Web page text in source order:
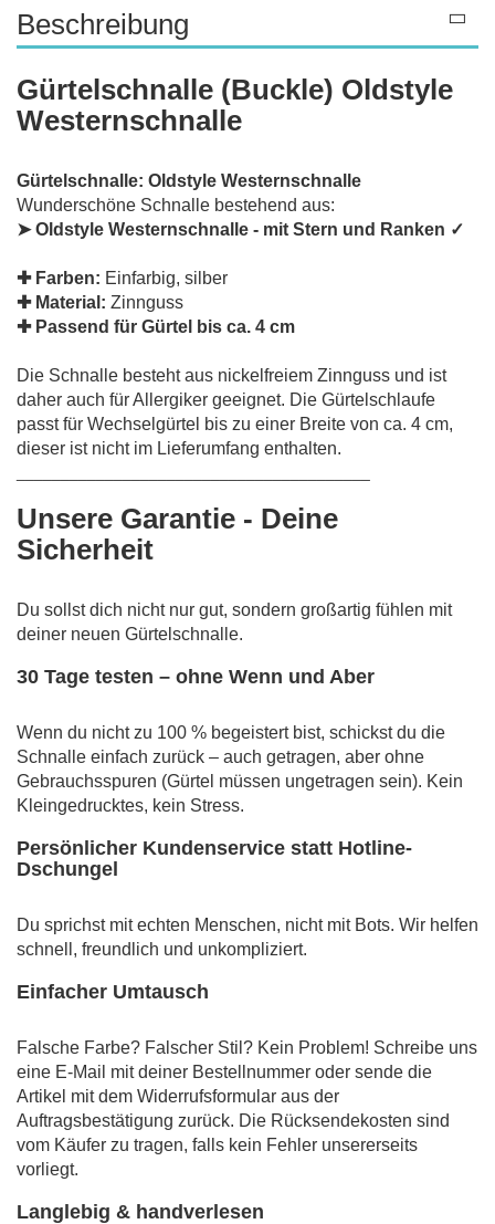
Beschreibung
Gürtelschnalle (Buckle) Oldstyle
Westernschnalle
Gürtelschnalle: Oldstyle Westernschnalle
Wunderschöne Schnalle bestehend aus:
➤ Oldstyle Westernschnalle - mit Stern und Ranken ✓
✚ Farben: Einfarbig, silber
✚ Material: Zinnguss
✚ Passend für Gürtel bis ca. 4 cm
Die Schnalle besteht aus nickelfreiem Zinnguss und ist
daher auch für Allergiker geeignet. Die Gürtelschlaufe
passt für Wechselgürtel bis zu einer Breite von ca. 4 cm,
dieser ist nicht im Lieferumfang enthalten.
Unsere Garantie - Deine
Sicherheit
Du sollst dich nicht nur gut, sondern großartig fühlen mit
deiner neuen Gürtelschnalle.
30 Tage testen – ohne Wenn und Aber
Wenn du nicht zu 100 % begeistert bist, schickst du die
Schnalle einfach zurück – auch getragen, aber ohne
Gebrauchsspuren (Gürtel müssen ungetragen sein). Kein
Kleingedrucktes, kein Stress.
Persönlicher Kundenservice statt Hotline-
Dschungel
Du sprichst mit echten Menschen, nicht mit Bots. Wir helfen
schnell, freundlich und unkompliziert.
Einfacher Umtausch
Falsche Farbe? Falscher Stil? Kein Problem! Schreibe uns
eine E-Mail mit deiner Bestellnummer oder sende die
Artikel mit dem Widerrufsformular aus der
Auftragsbestätigung zurück. Die Rücksendekosten sind
vom Käufer zu tragen, falls kein Fehler unsererseits
vorliegt.
Langlebig & handverlesen